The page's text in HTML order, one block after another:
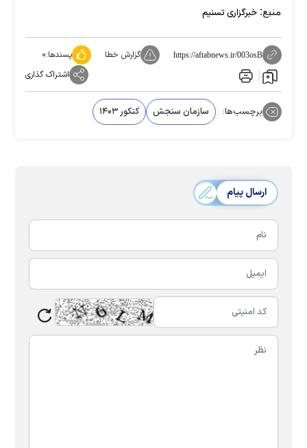
منبع: خبرگزاری تسنیم
https://aftabnews.ir/003osB گزارش خطا پسندها:۰
اشتراک گذاری
برچسب‌ها: سازمان سنجش کنکور ۱۴۰۳
ارسال پیام